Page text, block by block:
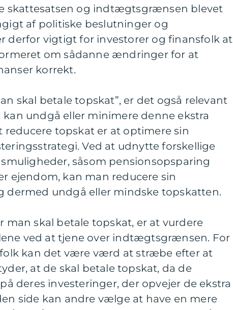
skattesatsen og indtægtsgrænsen blevet
af politiske beslutninger og
derfor vigtigt for investorer og finansfolk at
om sådanne ændringer for at
korrekt.
skal betale topskat”, er det også relevant
undgå eller minimere denne ekstra
reducere topskat er at optimere sin
Ved at udnytte forskellige
såsom pensionsopsparing
ejendom, kan man reducere sin
dermed undgå eller mindske topskatten.
man skal betale topskat, er at vurdere
ved at tjene over indtægtsgrænsen. For
kan det være værd at stræbe efter at
at de skal betale topskat, da de
deres investeringer, der opvejer de ekstra
side kan andre vælge at have en mere